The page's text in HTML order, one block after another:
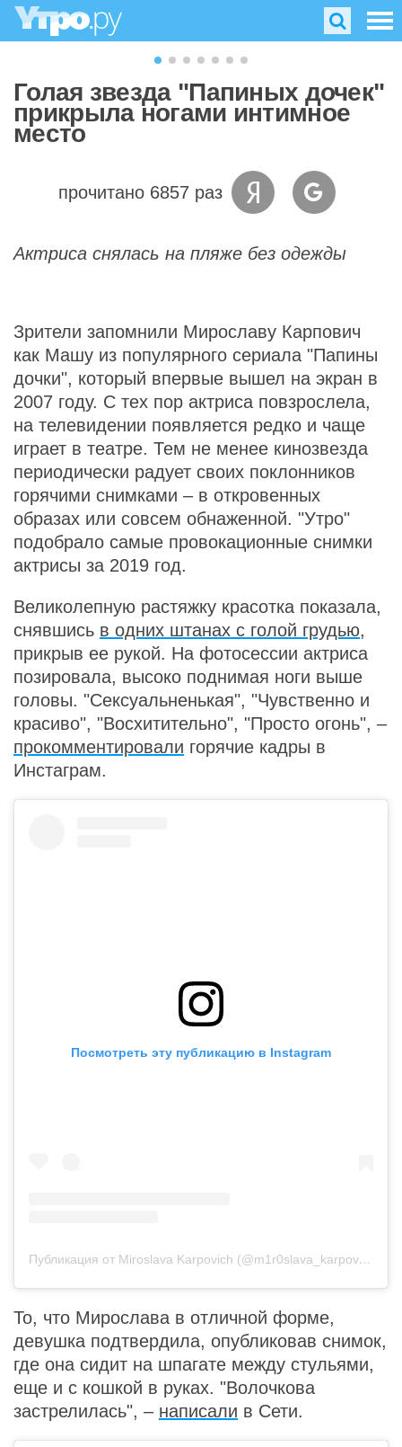
Голая звезда "Папиных дочек"
прикрыла ногами интимное
место
прочитано 6857 раз
Актриса снялась на пляже без одежды
Зрители запомнили Мирославу Карпович
как Машу из популярного сериала "Папины
дочки", который впервые вышел на экран в
2007 году. С тех пор актриса повзрослела,
на телевидении появляется редко и чаще
играет в театре. Тем не менее кинозвезда
периодически радует своих поклонников
горячими снимками – в откровенных
образах или совсем обнаженной. "Утро"
подобрало самые провокационные снимки
актрисы за 2019 год.
Великолепную растяжку красотка показала,
снявшись в одних штанах с голой грудью,
прикрыв ее рукой. На фотосессии актриса
позировала, высоко поднимая ноги выше
головы. "Сексуальненькая", "Чувственно и
красиво", "Восхитительно", "Просто огонь", –
прокомментировали горячие кадры в
Инстаграм.
Посмотреть эту публикацию в Instagram
Публикация от Miroslava Karpovich (@m1r0slava_karpovich)
То, что Мирослава в отличной форме,
девушка подтвердила, опубликовав снимок,
где она сидит на шпагате между стульями,
еще и с кошкой в руках. "Волочкова
застрелилась", – написали в Сети.